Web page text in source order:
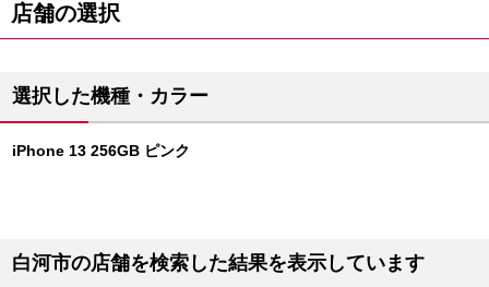
店舗の選択
選択した機種・カラー
iPhone 13 256GB ピンク
白河市の店舗を検索した結果を表示しています